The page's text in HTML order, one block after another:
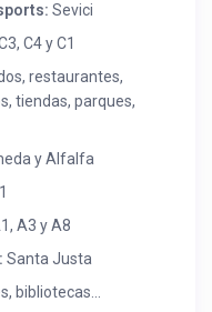
Sevici
C4 y C1
restaurantes,
tiendas, parques,
y Alfalfa
A3 y A8
Santa Justa
bibliotecas...